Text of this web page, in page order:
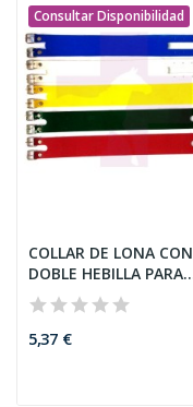
Consultar Disponibilidad
COLLAR DE LONA CON
DOBLE HEBILLA PARA
CABRAS,...
5,37 €